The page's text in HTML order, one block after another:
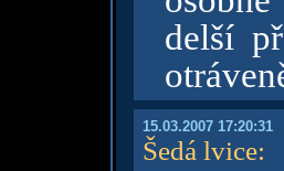
delší
15.03.2007 17:20:31
Šedá lvice: